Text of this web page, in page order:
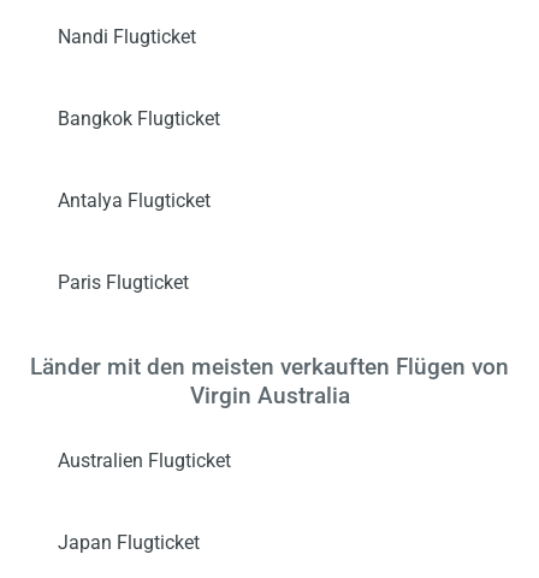
Nandi Flugticket
Bangkok Flugticket
Antalya Flugticket
Paris Flugticket
Länder mit den meisten verkauften Flügen von
Virgin Australia
Australien Flugticket
Japan Flugticket